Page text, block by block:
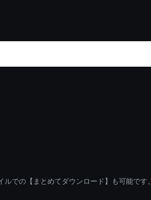
での【まとめてダウンロード】も可能です。